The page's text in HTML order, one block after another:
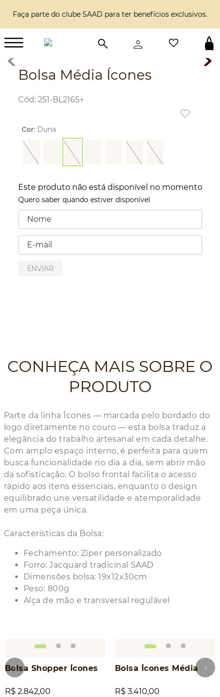
Faça parte do clube SAAD para ter benefícios exclusivos.
Bolsa Média Ícones
: 251-BL2165+
Cor: Duna
Este produto não está disponível no momento
Quero saber quando estiver disponível
ENVIAR
CONHEÇA MAIS SOBRE O
PRODUTO
Parte da linha Ícones — marcada pelo bordado do
logo diretamente no couro — esta bolsa traduz a
elegância do trabalho artesanal em cada detalhe.
Com amplo espaço interno, é perfeita para quem
busca funcionalidade no dia a dia, sem abrir mão
da sofisticação. O bolso frontal facilita o acesso
rápido aos itens essenciais, enquanto o design
equilibrado une versatilidade e atemporalidade
em uma peça única.
Características da Bolsa:
Fechamento: Zíper personalizado
Forro: Jacquard tradicinal SAAD
Dimensões bolsa: 19x12x30cm
Peso: 800g
Alça de mão e transversal regulável
Bolsa Shopper Ícones
R$ 2.842,00
Bolsa Ícones Média
R$ 3.410,00